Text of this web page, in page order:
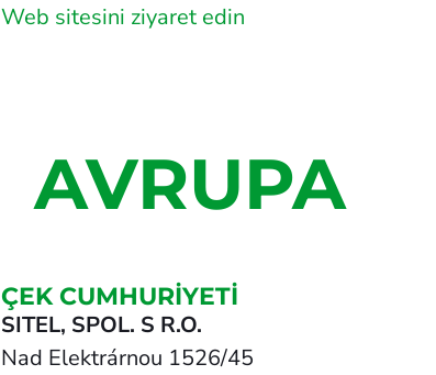
Web sitesini ziyaret edin
AVRUPA
ÇEK CUMHURIYETI
SITEL, SPOL. S R.O.
Nad Elektrárnou 1526/45